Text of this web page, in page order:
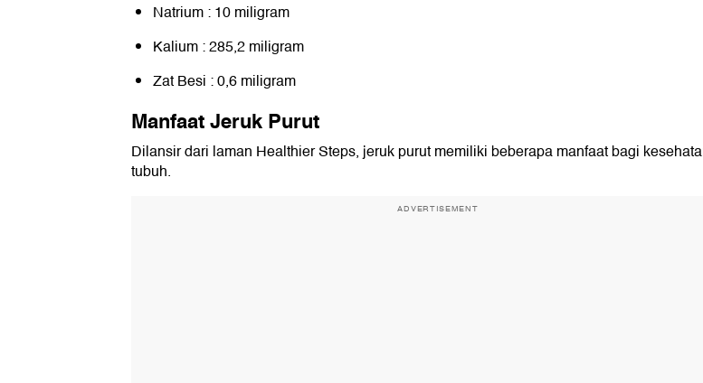
Natrium : 10 miligram
Kalium : 285,2 miligram
Zat Besi : 0,6 miligram
Manfaat Jeruk Purut
Dilansir dari laman Healthier Steps, jeruk purut memiliki beberapa manfaat bagi
tubuh.
ADVERTISEMENT